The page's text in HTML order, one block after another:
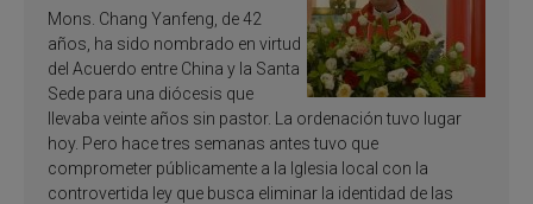
Mons. Chang Yanfeng, de 42
años, ha sido nombrado en virtud
del Acuerdo entre China y la Santa
Sede para una diócesis que
llevaba veinte años sin pastor. La ordenación tuvo lugar
hoy. Pero hace tres semanas antes tuvo que
comprometer públicamente a la Iglesia local con la
controvertida ley que busca eliminar la identidad de las